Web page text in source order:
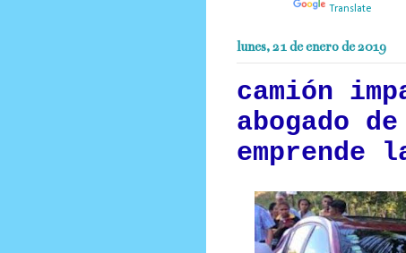
Translate
lunes, 21 de enero de 2019
camión
abogado
emprende